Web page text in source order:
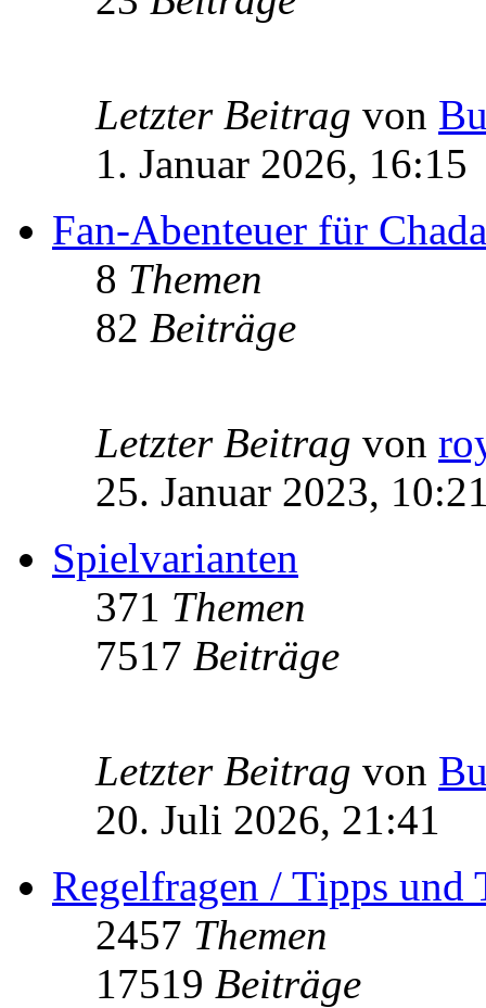
Letzter Beitrag von
1. Januar 2026, 16:15
Fan-Abenteuer für
8 Themen
82 Beiträge
Letzter Beitrag von
25. Januar 2023,
Spielvarianten
371 Themen
7517 Beiträge
Letzter Beitrag von
20. Juli 2026, 21:41
Regelfragen / Tipps und
2457 Themen
17519 Beiträge